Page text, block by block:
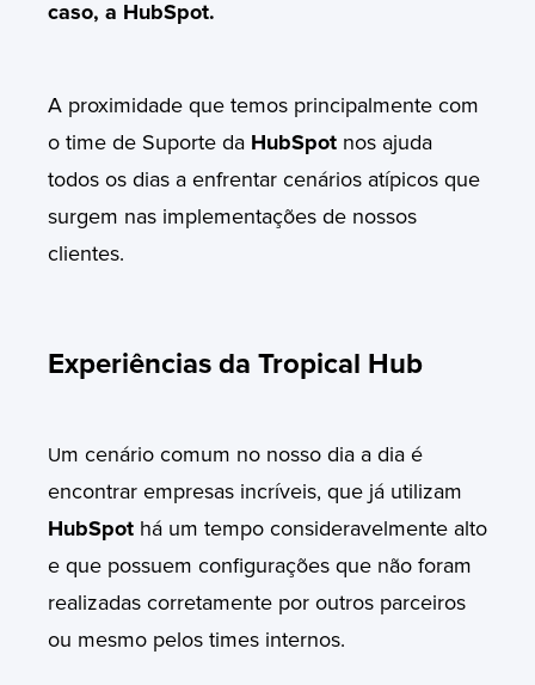
caso, a HubSpot.
A proximidade que temos principalmente com
o time de Suporte da HubSpot nos ajuda
todos os dias a enfrentar cenários atípicos que
surgem nas implementações de nossos
clientes.
Experiências da Tropical Hub
Um cenário comum no nosso dia a dia é
encontrar empresas incríveis, que já utilizam
HubSpot há um tempo consideravelmente alto
e que possuem configurações que não foram
realizadas corretamente por outros parceiros
ou mesmo pelos times internos.